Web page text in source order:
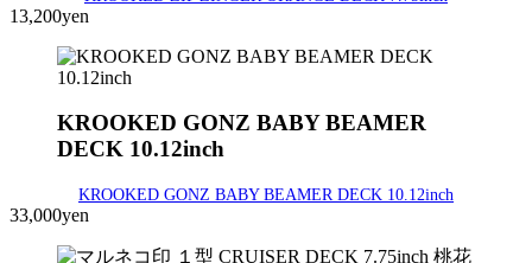
13,200yen
KROOKED GONZ BABY BEAMER
DECK 10.12inch
KROOKED GONZ BABY BEAMER DECK 10.12inch
33,000yen